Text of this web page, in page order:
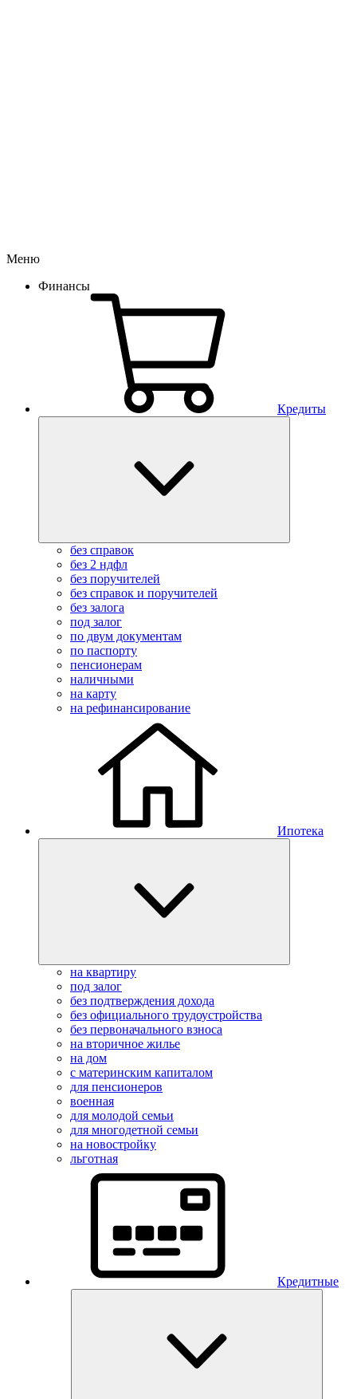
Меню
Финансы
Кредиты
без справок
без 2 ндфл
без поручителей
без справок и поручителей
без залога
под залог
по двум документам
по паспорту
пенсионерам
наличными
на карту
на рефинансирование
Ипотека
на квартиру
под залог
без подтверждения дохода
без официального трудоустройства
без первоначального взноса
на вторичное жилье
на дом
с материнским капиталом
для пенсионеров
военная
для молодой семьи
для многодетной семьи
на новостройку
льготная
Кредитные